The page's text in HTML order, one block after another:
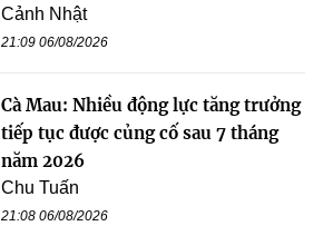
Cảnh Nhật
21:09 06/08/2026
Cà Mau: Nhiều động lực tăng trưởng
tiếp tục được củng cố sau 7 tháng
năm 2026
Chu Tuấn
21:08 06/08/2026